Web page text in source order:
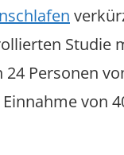
Studie
Personen
von